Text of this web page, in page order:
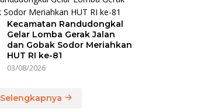
Kecamatan Randudongkal
Gelar Lomba Gerak Jalan
dan Gobak Sodor Meriahkan
HUT RI ke-81
03/08/2026
Selengkapnya